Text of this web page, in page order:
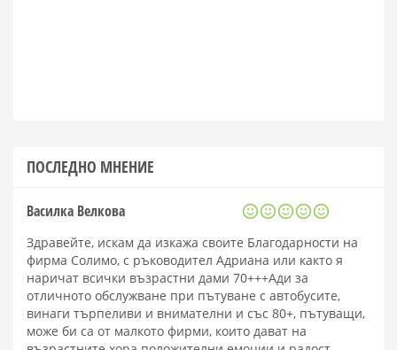
ПОСЛЕДНО МНЕНИЕ
Василка Велкова
Здравейте, искам да изкажа своите Благодарности на
фирма Солимо, с ръководител Адриана или както я
наричат всички възрастни дами 70+++Ади за
отличното обслужване при пътуване с автобусите,
винаги търпеливи и внимателни и със 80+, пътуващи,
може би са от малкото фирми, които дават на